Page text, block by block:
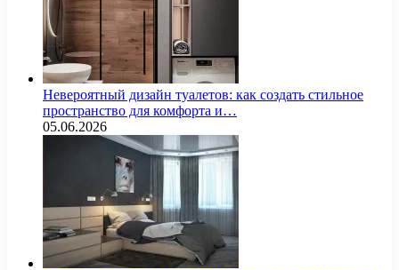
Невероятный дизайн туалетов: как создать стильное
пространство для комфорта и…
05.06.2026